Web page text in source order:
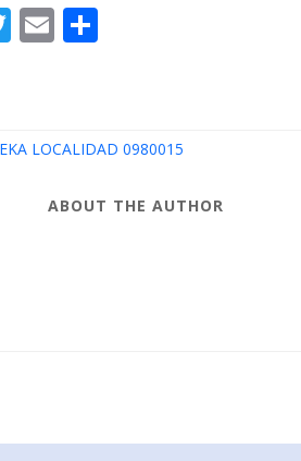
Twitter
Email
LOCALIDAD 0980015
ABOUT THE AUTHOR